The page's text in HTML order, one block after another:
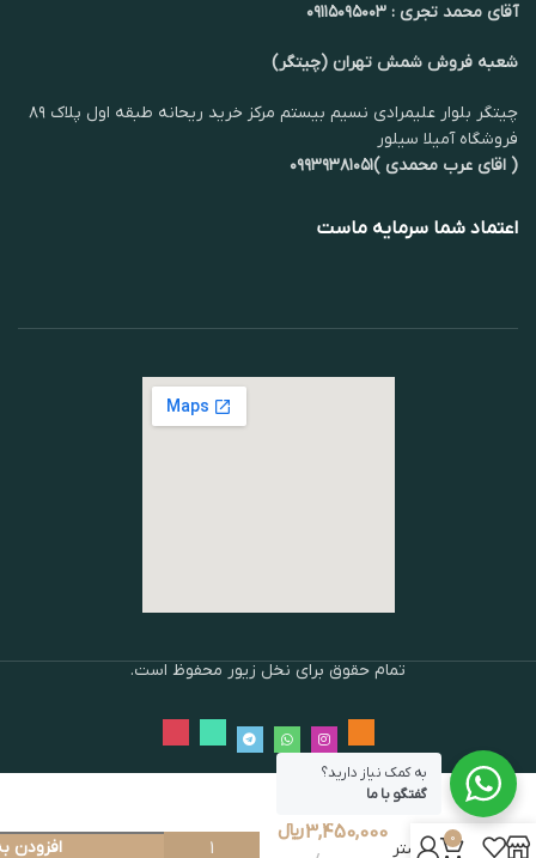
آقای محمد تجری : ۰۹۱۱۵۰۹۵۰۰۳
شعبه فروش شمش تهران (چیتگر)
چیتگر بلوار علیمرادی نسیم بیستم مرکز خرید ریحانه طبقه اول پلاک ۸۹
فروشگاه آمیلا سیلور
( اقای عرب محمدی )۰۹۹۳۹۳۸۱۰۵۱
اعتماد شما سرمایه ماست
تمام حقوق برای نخل زیور محفوظ است.
دستبند
انگشتر
3,450,000﷼
افزودن
به کمک نیاز دارید؟
گفتگو با ما
0